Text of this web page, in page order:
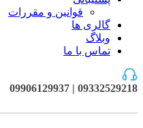
قوانین و مقررات
گالری ها
وبلاگ
تماس با ما
09332529218 | 09906129937